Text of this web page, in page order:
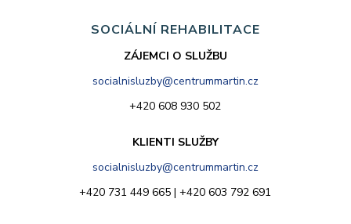
SOCIÁLNÍ REHABILITACE
ZÁJEMCI O SLUŽBU
socialnisluzby@centrummartin.cz
+420 608 930 502
KLIENTI SLUŽBY
socialnisluzby@centrummartin.cz
+420 731 449 665 | +420 603 792 691